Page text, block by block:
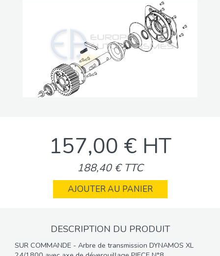
157,00 € HT
188,40 € TTC
AJOUTER AU PANIER
DESCRIPTION DU PRODUIT
SUR COMMANDE - Arbre de transmission DYNAMOS XL